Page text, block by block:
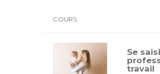
COURS
Se
travail